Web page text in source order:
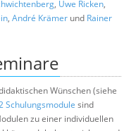
, Uwe Ricken,
, André Krämer und Rainer
Wünschen (siehe
Schulungsmodule sind
zu einer individuellen